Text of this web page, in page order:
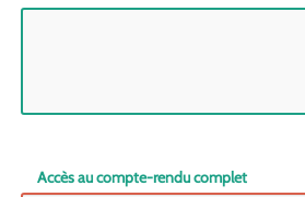
Accès au compte-rendu complet